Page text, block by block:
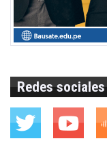
Redes sociales